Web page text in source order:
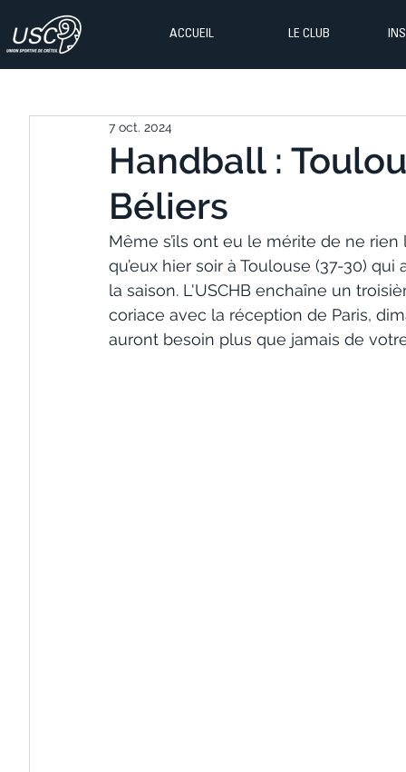
ACCUEIL LE CLUB
Handball :
Béliers
7 oct. 2024
Même s’ils ont eu le mérite de ne
qu’eux hier soir à Toulouse (37-30)
la saison. L'USCHB enchaîne un
coriace avec la réception de Paris,
auront besoin plus que jamais de